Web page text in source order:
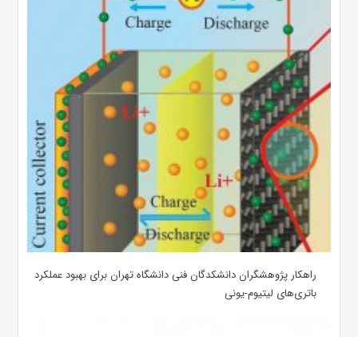
راهکار پژوهشگران دانشکدگان فنی دانشگاه تهران برای بهبود عملکرد
باتری‌های لیتیوم-یونی